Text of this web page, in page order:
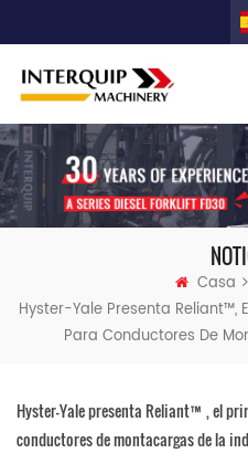
Casa
Hyster-Yale Presenta Reliant™,
Para Conductores De
Hyster-Yale presenta Reliant™, el
conductores de montacargas de la